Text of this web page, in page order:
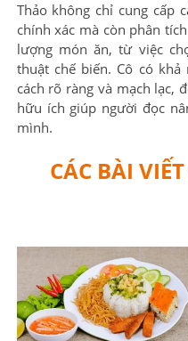
Thảo không chỉ cung cấp
chính xác mà còn phân
lượng món ăn, từ việc
thuật chế biến. Cô có
cách rõ ràng và mạch lạc,
hữu ích giúp người đọc
mình.
CÁC BÀI